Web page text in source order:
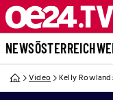
NEWSÖSTERREICH
Video Kelly